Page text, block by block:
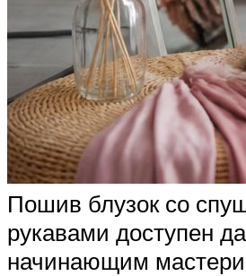
Пошив блузок со
рукавами доступен
начинающим